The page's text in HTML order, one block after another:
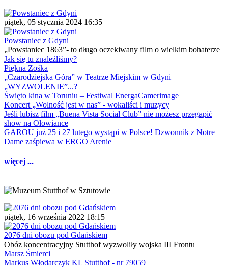
piątek, 05 stycznia 2024 16:35
Powstaniec z Gdyni
„Powstaniec 1863”- to długo oczekiwany film o wielkim bohaterze
Jak się tu znaleźliśmy?
Piękna Zośka
„Czarodziejska Góra” w Teatrze Miejskim w Gdyni
„WYZWOLENIE”...?
Święto kina w Toruniu – Festiwal EnergaCamerimage
Koncert „Wolność jest w nas” - wokaliści i muzycy
Jeśli lubisz film „Buena Vista Social Club” nie możesz przegapić
show na Ołowiance
GAROU już 25 i 27 lutego wystąpi w Polsce! Dzwonnik z Notre
Dame zaśpiewa w ERGO Arenie
więcej ...
piątek, 16 września 2022 18:15
2076 dni obozu pod Gdańskiem
Obóz koncentracyjny Stutthof wyzwoliły wojska III Frontu
Marsz Śmierci
Markus Włodarczyk KL Stutthof - nr 79059